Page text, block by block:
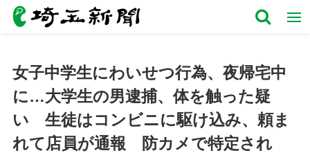
女子中学生にわいせつ行為、夜帰宅中
に…大学生の男逮捕、体を触った疑
い 生徒はコンビニに駆け込み、頼ま
れて店員が通報 防カメで特定され